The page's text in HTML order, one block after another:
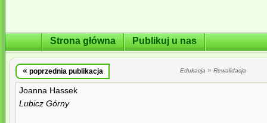
Strona główna Publikuj u nas
« poprzednia publikacja Edukacja » Rewalidacja
Joanna Hassek
Lubicz Górny